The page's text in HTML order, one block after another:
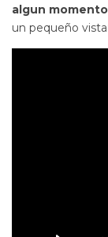
algun
un pequeño